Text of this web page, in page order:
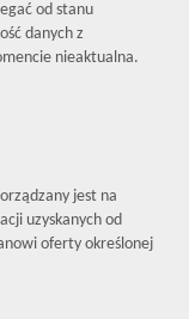
od stanu
danych z
nieaktualna.
jest na
uzyskanych od
oferty określonej